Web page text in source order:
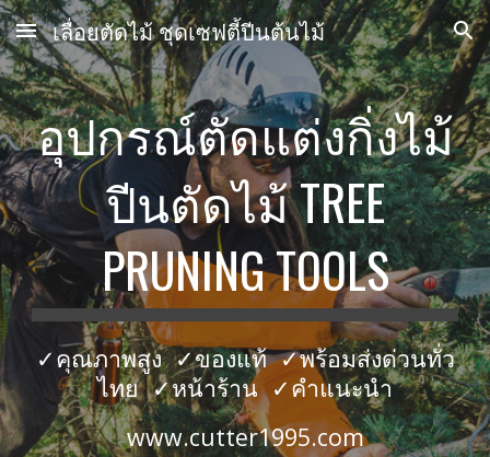
Skip to main content Skip to navigation
เลื่อยตัดไม้ ชุดเซฟตี้ปีนต้นไม้
อุปกรณ์ตัดแต่งกิ่งไม้
ปีนตัดไม้ TREE
PRUNING TOOLS
✓คุณภาพสูง ✓ของแท้ ✓พร้อมส่งด่วนทั่ว
ไทย ✓หน้าร้าน ✓คำแนะนำ
www.cutter1995.com